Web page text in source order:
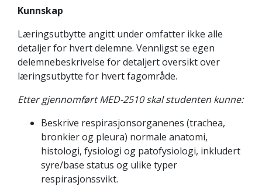
Kunnskap
Læringsutbytte angitt under omfatter ikke alle
detaljer for hvert delemne. Vennligst se egen
delemnebeskrivelse for detaljert oversikt over
læringsutbytte for hvert fagområde.
Etter gjennomført MED-2510 skal studenten kunne:
Beskrive respirasjonsorganenes (trachea,
bronkier og pleura) normale anatomi,
histologi, fysiologi og patofysiologi, inkludert
syre/base status og ulike typer
respirasjonssvikt.